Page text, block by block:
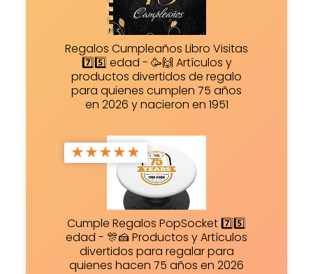
Regalos Cumpleaños Libro Visitas
7️⃣5️⃣ edad - 🥳🙌 Artículos y
productos divertidos de regalo
para quienes cumplen 75 años
en 2026 y nacieron en 1951
★★★★★
Cumple Regalos PopSocket 7️⃣5️⃣
edad - 🎊🍰 Productos y Artículos
divertidos para regalar para
quienes hacen 75 años en 2026